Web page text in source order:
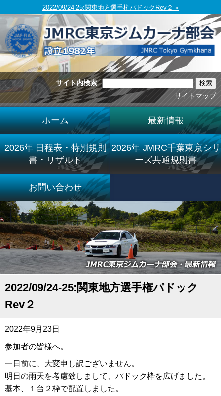
2022/09/24-25:関東地方選手権パドックRev２ «
サイト内検索
サイトマップ
ホーム 最新情報
2026年 日程表・特別規則
書・リザルト
2026年 JMRC千葉東京シリ
ーズ共通規則書
お問い合わせ
2022/09/24-25:関東地方選手権パドック
Rev２
2022年9月23日
参加者の皆様へ。
一日前に、大変申し訳ございません。
明日の雨天を考慮致しまして、パドック枠を広げました。
基本、１台２枠で配置しました。